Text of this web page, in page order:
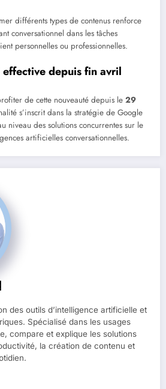
différents types de contenus renforce
conversationnel dans les tâches
personnelles ou professionnelles.
depuis fin avril
de cette nouveauté depuis le 29
s’inscrit dans la stratégie de Google
niveau des solutions concurrentes sur le
artificielles conversationnelles.
des outils d’intelligence artificielle et
Spécialisé dans les usages
compare et explique les solutions
la création de contenu et